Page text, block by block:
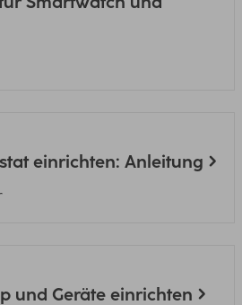
einrichten: Anleitung
und Geräte einrichten